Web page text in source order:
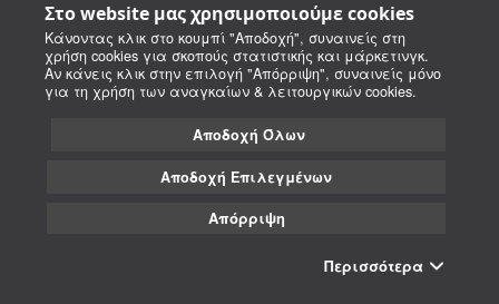
Στο website μας χρησιμοποιούμε cookies
Κάνοντας κλικ στο κουμπί "Αποδοχή", συναινείς στη
χρήση cookies για σκοπούς στατιστικής και μάρκετινγκ.
Αν κάνεις κλικ στην επιλογή "Απόρριψη", συναινείς μόνο
για τη χρήση των αναγκαίων & λειτουργικών cookies.
Αποδοχή Όλων
Αποδοχή Επιλεγμένων
Απόρριψη
Περισσότερα